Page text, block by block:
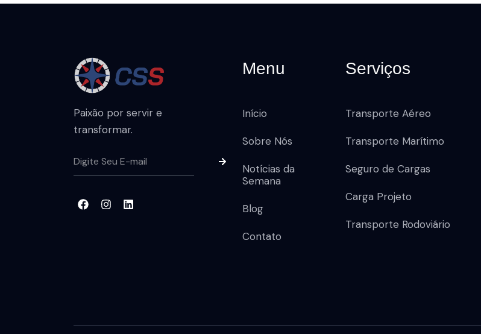
Paixão por servir e
transformar.
Menu
Início
Sobre Nós
Notícias da
Semana
Blog
Contato
Serviços
Transporte Aéreo
Transporte Marítimo
Seguro de Cargas
Carga Projeto
Transporte Rodoviário